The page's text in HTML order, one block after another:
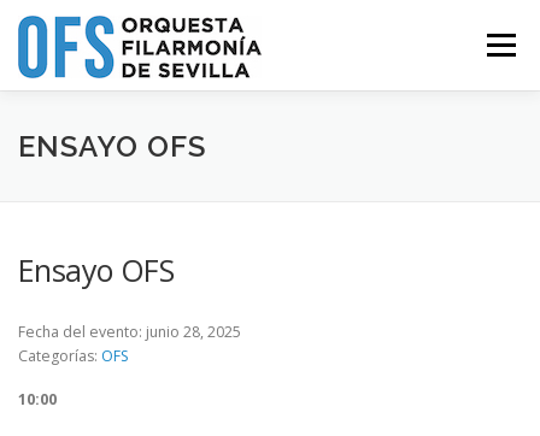
contenido
Menú
QUIÉNES SOMOS
ENSAYO OFS
Ensayo OFS
Fecha del evento: junio 28, 2025
Categorías: OFS
10:00